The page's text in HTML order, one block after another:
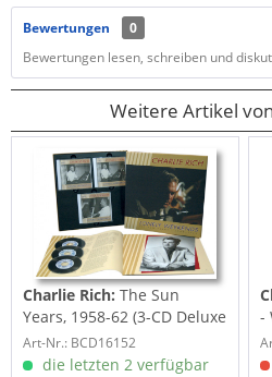
Bewertungen
0
Bewertungen lesen, schreiben und
Weitere Artikel
Charlie Rich:The Sun
Years, 1958-62 (3-CD Deluxe
Box Set)
Art-Nr.: BCD16152
die letzten 2 verfügbar
-